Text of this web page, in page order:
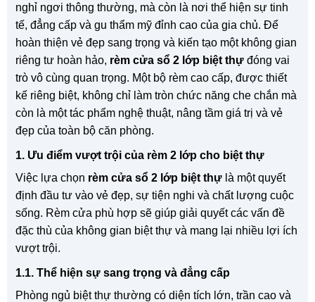
nghỉ ngơi thông thường, mà còn là nơi thể hiện sự tinh
tế, đẳng cấp và gu thẩm mỹ đỉnh cao của gia chủ. Để
hoàn thiện vẻ đẹp sang trọng và kiến tạo một không gian
riêng tư hoàn hảo, rèm cửa sổ 2 lớp biệt thự đóng vai
trò vô cùng quan trọng. Một bộ rèm cao cấp, được thiết
kế riêng biệt, không chỉ làm tròn chức năng che chắn mà
còn là một tác phẩm nghệ thuật, nâng tầm giá trị và vẻ
đẹp của toàn bộ căn phòng.
1. Ưu điểm vượt trội của rèm 2 lớp cho biệt thự
Việc lựa chọn rèm cửa sổ 2 lớp biệt thự là một quyết
định đầu tư vào vẻ đẹp, sự tiện nghi và chất lượng cuộc
sống. Rèm cửa phù hợp sẽ giúp giải quyết các vấn đề
đặc thù của không gian biệt thự và mang lại nhiều lợi ích
vượt trội.
1.1. Thể hiện sự sang trọng và đẳng cấp
Phòng ngủ biệt thự thường có diện tích lớn, trần cao và